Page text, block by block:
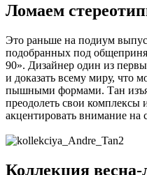
Ломаем
Это раньше на подиум
подобранных под
90». Дизайнер один из
и доказать всему миру, что
пышными формами. Тан
преодолеть свои комплексы
акцентировать внимание на
Коллекция весна-